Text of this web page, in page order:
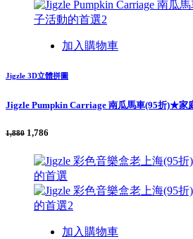
加入購物車
Jigzle 3D立體拼圖
Jigzle Pumpkin Carriage 南瓜馬車(95折)★家
1,880 1,786
加入購物車